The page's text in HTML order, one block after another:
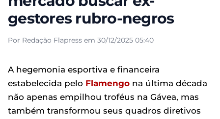
gestores rubro-negros
Por Redação Flapress em 30/12/2025 05:40
A hegemonia esportiva e financeira
estabelecida pelo Flamengo na última década
não apenas empilhou troféus na Gávea, mas
também transformou seus quadros diretivos